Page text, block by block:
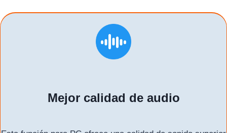
Mejor calidad de audio